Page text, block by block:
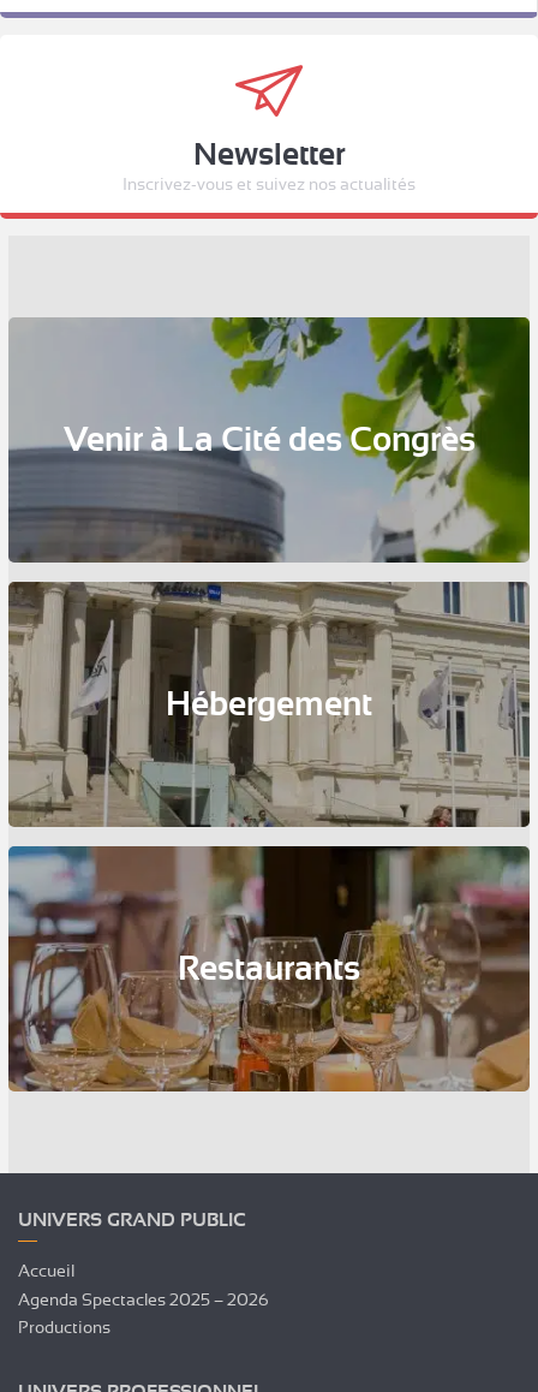
Newsletter
Inscrivez-vous et suivez nos actualités
Venir à La Cité des Congrès
Hébergement
Restaurants
UNIVERS GRAND PUBLIC
Accueil
Agenda Spectacles 2025 – 2026
Productions